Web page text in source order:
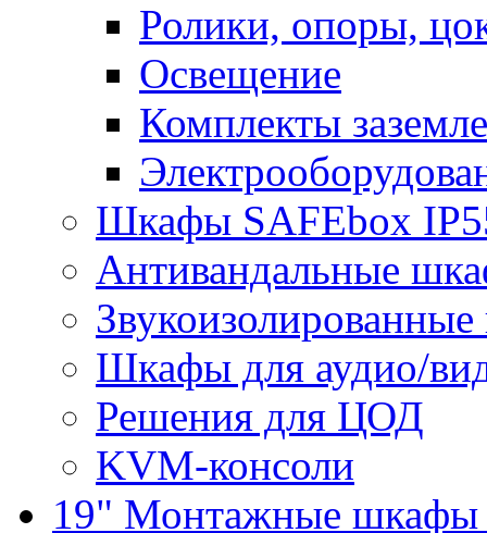
Ролики, опоры,
Освещение
Комплекты
Шкафы SAFEbox
Антивандальные
Шкафы для аудио/
Решения для ЦОД
KVM-консоли
19" Монтажные шкафы